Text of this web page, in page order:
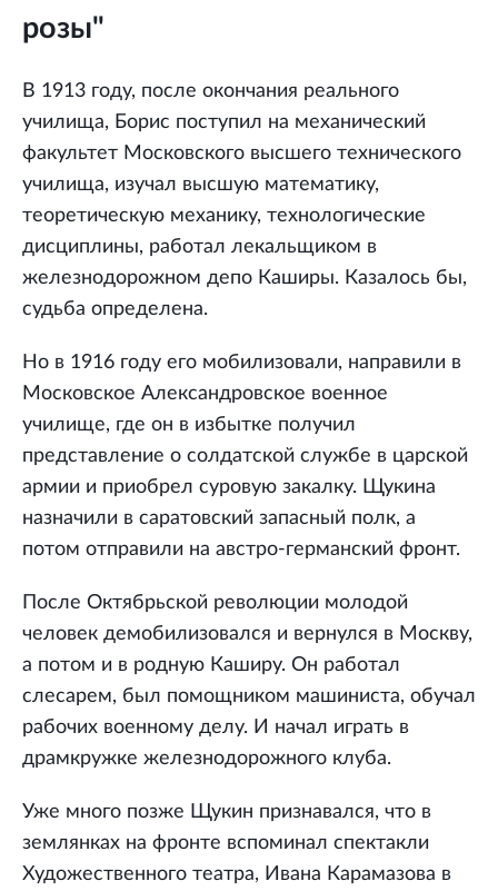
розы"
В 1913 году, после окончания реального
училища, Борис поступил на механический
факультет Московского высшего технического
училища, изучал высшую математику,
теоретическую механику, технологические
дисциплины, работал лекальщиком в
железнодорожном депо Каширы. Казалось бы,
судьба определена.
Но в 1916 году его мобилизовали, направили в
Московское Александровское военное
училище, где он в избытке получил
представление о солдатской службе в царской
армии и приобрел суровую закалку. Щукина
назначили в саратовский запасный полк, а
потом отправили на австро-германский фронт.
После Октябрьской революции молодой
человек демобилизовался и вернулся в Москву,
а потом и в родную Каширу. Он работал
слесарем, был помощником машиниста, обучал
рабочих военному делу. И начал играть в
драмкружке железнодорожного клуба.
Уже много позже Щукин признавался, что в
землянках на фронте вспоминал спектакли
Художественного театра, Ивана Карамазова в